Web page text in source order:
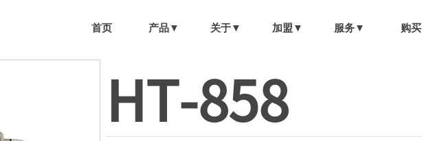
首页 产品▼ 关于▼ 加盟▼ 服务▼ 购买
HT-858